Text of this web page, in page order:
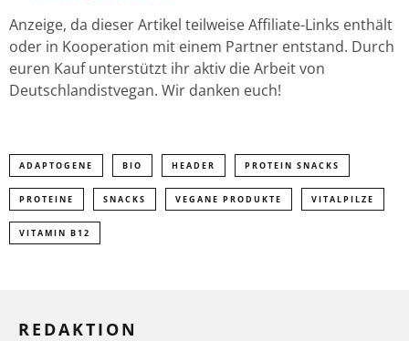
Anzeige, da dieser Artikel teilweise Affiliate-Links enthält
oder in Kooperation mit einem Partner entstand. Durch
euren Kauf unterstützt ihr aktiv die Arbeit von
Deutschlandistvegan. Wir danken euch!
ADAPTOGENE BIO HEADER PROTEIN SNACKS
PROTEINE SNACKS VEGANE PRODUKTE VITALPILZE
VITAMIN B12
REDAKTION